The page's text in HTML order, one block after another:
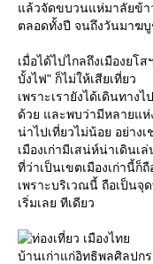
ล้วจัดขบวนแห่มาลัยข้า
ตลอดทั้งปี จนถึงวันมาฆ
เมื่อได้ไปไกลถึงเมืองยโ
บั้งไฟ" ก็ไม่ให้เสียเที่ยว
เพราะเรายังได้เดินทาง
ด้วย และพบว่ามีหลายแห่
น่าไปเที่ยวไม่น้อย อย่าง
เมืองเก่ามีเสน่ห์น่าเดินเล่
ที่ว่าเป็นเขตเมืองเก่านี้ก็ถื
เพราะบริเวณนี้ ถือเป็นจุ
เริ่มเลย ทีเดียว
บ้านเก่าแก่อิทธิพลศิลปก